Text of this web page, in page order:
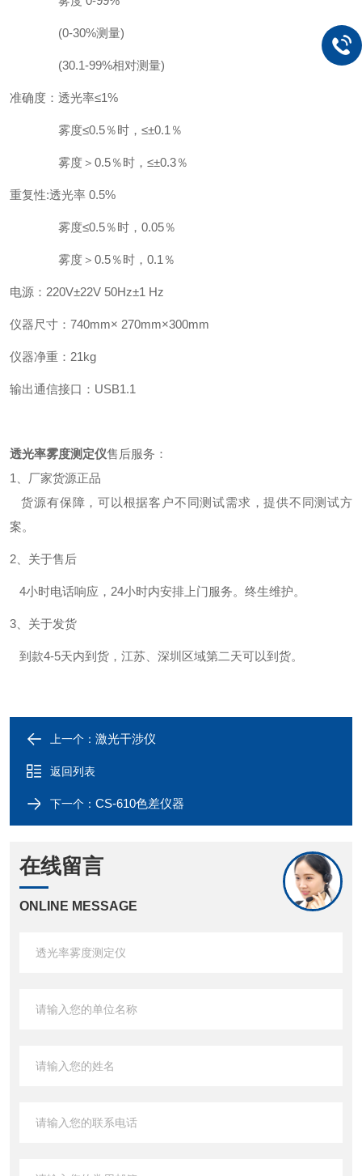
(0-30%测量)
(30.1-99%相对测量)
准确度：透光率≤1%
雾度≤0.5％时，≤±0.1％
雾度＞0.5％时，≤±0.3％
重复性:透光率 0.5%
雾度≤0.5％时，0.05％
雾度＞0.5％时，0.1％
电源：220V±22V 50Hz±1 Hz
仪器尺寸：740mm× 270mm×300mm
仪器净重：21kg
输出通信接口：USB1.1
透光率雾度测定仪售后服务：
1、厂家货源正品
货源有保障，可以根据客户不同测试需求，提供不同测试方
案。
2、关于售后
4小时电话响应，24小时内安排上门服务。终生维护。
3、关于发货
到款4-5天内到货，江苏、深圳区域第二天可以到货。
上一个： 激光干涉仪
返回列表
下一个： CS-610色差仪器
在线留言
ONLINE MESSAGE